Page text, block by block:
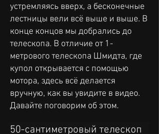
устремляясь вверх, а бесконечные
лестницы вели всё выше и выше. В
конце концов мы добрались до
телескопа. В отличие от 1-
метрового телескопа Шмидта, где
купол открывается с помощью
мотора, здесь всё делается
вручную, как вы увидите в видео.
Давайте поговорим об этом.
50-сантиметровый телескоп